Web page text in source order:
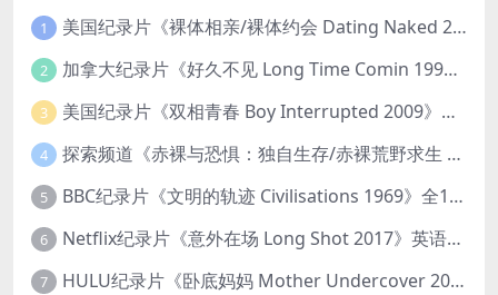
1 美国纪录片《裸体相亲/裸体约会 Dating Naked 2014-2016》第1-3季全33集 英语中英双字 无水印纯净版 1080P/MKV/85.6G 裸体相亲真人秀
2 加拿大纪录片《好久不见 Long Time Comin 1993》英语中英双字 官方纯净版 1080P/MKV/1G 女同性艺术家
3 美国纪录片《双相青春 Boy Interrupted 2009》英语中英双字 官方纯净版 1080P/MKV/1.43G 青少年躁郁症
4 探索频道《赤裸与恐惧：独自生存/赤裸荒野求生 Naked and Afraid: Solo 2023》第一季全8集 英语中英双字 官方纯净版 高码1080P/MKV/45.4G
5 BBC纪录片《文明的轨迹 Civilisations 1969》全13集 英语中英双字 高清收藏版 1080P/MKV/64.1G 西方艺术史话
6 Netflix纪录片《意外在场 Long Shot 2017》英语中字 720P/NKV/1.06GB 美国谋杀误判案件
7 HULU纪录片《卧底妈妈 Mother Undercover 2023》全4集 英语中英双字 官方纯净版 1080P/MKV/7.6G 拯救孩子